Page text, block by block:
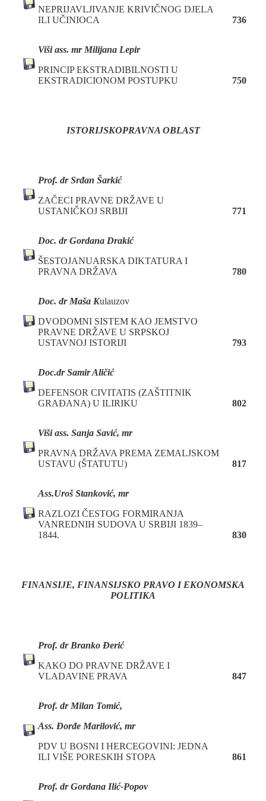
NEPRIJAVLJIVANJE KRIVIČNOG DJELA
ILI UČINIOCA
736
Viši ass. mr Milijana Lepir
PRINCIP EKSTRADIBILNOSTI U
EKSTRADICIONOM POSTUPKU
750
ISTORIJSKOPRAVNA OBLAST
Prof. drSrđan Šarkić
ZAČECI PRAVNE DRŽAVE U
USTANIČKOJ SRBIJI
771
Doc. dr Gordana Drakić
ŠESTOJANUARSKA DIKTATURA I
PRAVNA DRŽAVA
780
Doc. dr Maša Kulauzov
DVODOMNI SISTEM KAO JEMSTVO
PRAVNE DRŽAVE U SRPSKOJ
USTAVNOJ ISTORIJI
793
Doc.dr Samir Aličić
DEFENSOR CIVITATIS (ZAŠTITNIK
GRAĐANA) U ILIRIKU
802
Viši ass. Sanja Savić, mr
PRAVNA DRŽAVA PREMA ZEMALJSKOM
USTAVU (ŠTATUTU)
817
Ass.Uroš Stanković, mr
RAZLOZI ČESTOG FORMIRANJA
VANREDNIH SUDOVA U SRBIJI 1839–
1844.
830
FINANSIJE, FINANSIJSKO PRAVO I EKONOMSKA
POLITIKA
Prof. dr Branko Đerić
KAKO DO PRAVNE DRŽAVE I
VLADAVINE PRAVA
847
Prof. dr Milan Tomić,
Ass. Đorđe Marilović, mr
PDV U BOSNI I HERCEGOVINI: JEDNA
ILI VIŠE PORESKIH STOPA
861
Prof. dr Gordana Ilić-Popov